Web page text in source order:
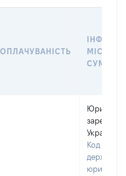
ОПЛАЧУВАНІСТЬ
МІСЦЕ
Україні
Код в